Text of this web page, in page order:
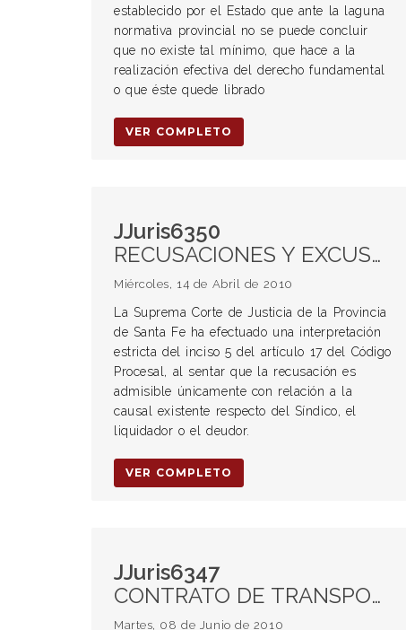
establecido por el Estado que ante la laguna
normativa provincial no se puede concluir
que no existe tal mínimo, que hace a la
realización efectiva del derecho fundamental
o que éste quede librado
VER COMPLETO
JJuris6350
RECUSACIONES Y EXCUSACIONES. Recusación. Concursos civiles y comerciales. Inadmisibilidad. Excepción. Admisibilidad: caso de causal existente respecto del Síndico, el liquidador o el deudor.
Miércoles, 14 de Abril de 2010
La Suprema Corte de Justicia de la Provincia
de Santa Fe ha efectuado una interpretación
estricta del inciso 5 del artículo 17 del Código
Procesal, al sentar que la recusación es
admisible únicamente con relación a la
causal existente respecto del Síndico, el
liquidador o el deudor.
VER COMPLETO
JJuris6347
CONTRATO DE TRANSPORTE. Accidente sufrido al descender del vehículo transportador. Pozo en la acera. Responsabilidad del transportista. Prueba. Carga de la prueba. Inversión de la carga de la prueba. Aplicación del art. 184 del Código de Comercio. PRUEBA TESTIMONIAL. Testigo único. Valoración de la prueba. Principios procesales. “Clare loqui.” Violación a las obligación que el contrato de transporte de personas impone a la empresa porteadora que presta el servicio.
Martes, 08 de Junio de 2010